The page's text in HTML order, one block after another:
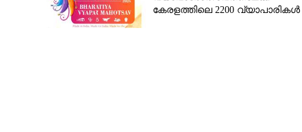
കേരളത്തിലെ 2200 വ്യാപാരികൾ